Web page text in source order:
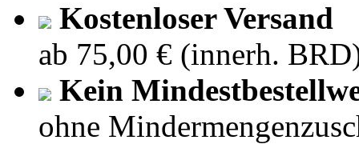
Kostenloser Versand
ab 75,00 € (innerh.
Kein
ohne